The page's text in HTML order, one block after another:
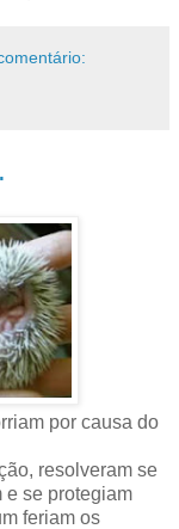
por causa do
resolveram se
e se protegiam
feriam os